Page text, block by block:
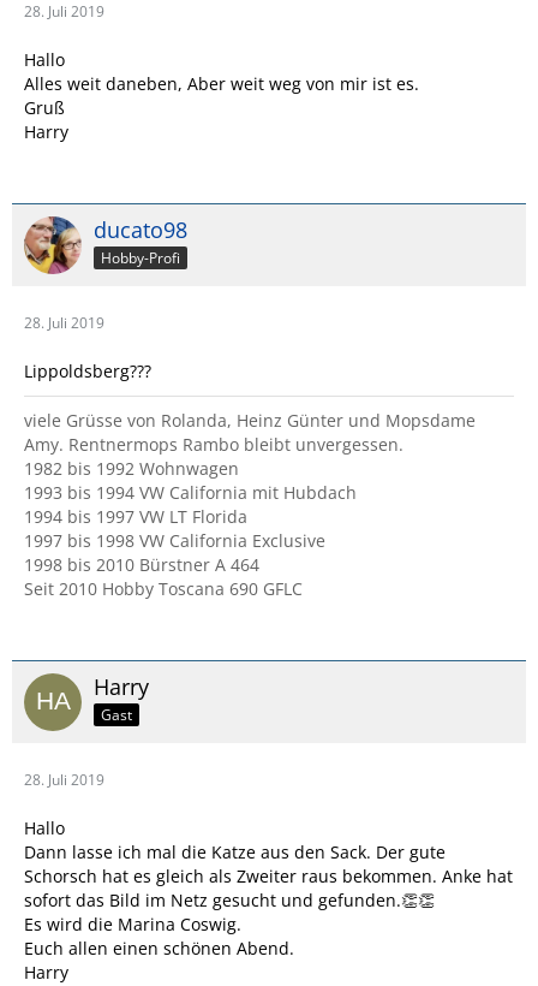
28. Juli 2019
Hallo
Alles weit daneben, Aber weit weg von mir ist es.
Gruß
Harry
ducato98
Hobby-Profi
28. Juli 2019
Lippoldsberg???
viele Grüsse von Rolanda, Heinz Günter und Mopsdame
Amy. Rentnermops Rambo bleibt unvergessen.
1982 bis 1992 Wohnwagen
1993 bis 1994 VW California mit Hubdach
1994 bis 1997 VW LT Florida
1997 bis 1998 VW California Exclusive
1998 bis 2010 Bürstner A 464
Seit 2010 Hobby Toscana 690 GFLC
Harry
Gast
28. Juli 2019
Hallo
Dann lasse ich mal die Katze aus den Sack. Der gute
Schorsch hat es gleich als Zweiter raus bekommen. Anke hat
sofort das Bild im Netz gesucht und gefunden.👏👏
Es wird die Marina Coswig.
Euch allen einen schönen Abend.
Harry